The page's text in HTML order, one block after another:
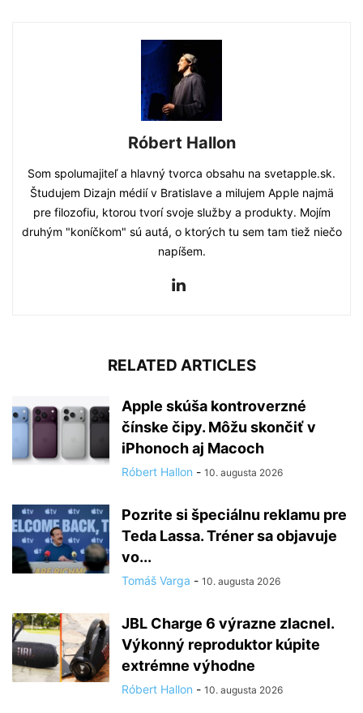
Róbert Hallon
Som spolumajiteľ a hlavný tvorca obsahu na svetapple.sk.
Študujem Dizajn médií v Bratislave a milujem Apple najmä
pre filozofiu, ktorou tvorí svoje služby a produkty. Mojím
druhým "koníčkom" sú autá, o ktorých tu sem tam tiež niečo
napíšem.
RELATED ARTICLES
Apple skúša kontroverzné
čínske čipy. Môžu skončiť v
iPhonoch aj Macoch
Róbert Hallon - 10. augusta 2026
Pozrite si špeciálnu reklamu pre
Teda Lassa. Tréner sa objavuje
vo...
Tomáš Varga - 10. augusta 2026
JBL Charge 6 výrazne zlacnel.
Výkonný reproduktor kúpite
extrémne výhodne
Róbert Hallon - 10. augusta 2026